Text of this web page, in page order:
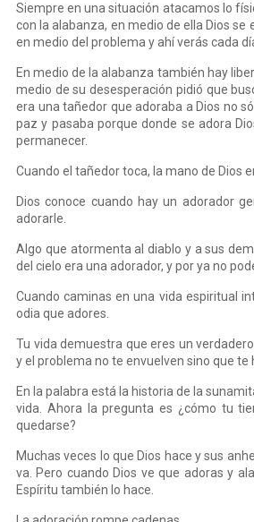
Siempre en una situación atacamos lo
con la alabanza, en medio de ella Dios
en medio del problema y ahí verás cada
En medio de la alabanza también hay
medio de su desesperación pidió que
era una tañedor que adoraba a Dios no
paz y pasaba porque donde se adora
permanecer.
Cuando el tañedor toca, la mano de Dios
Dios conoce cuando hay un adorador
adorarle.
Algo que atormenta al diablo y a sus
del cielo era una adorador, y por ya no
Cuando caminas en una vida espiritual
odia que adores.
Tu vida demuestra que eres un
y el problema no te envuelven sino que te
En la palabra está la historia de la
vida. Ahora la pregunta es ¿cómo tu
quedarse?
Muchas veces lo que Dios hace y sus
va. Pero cuando Dios ve que adoras y
Espíritu también lo hace.